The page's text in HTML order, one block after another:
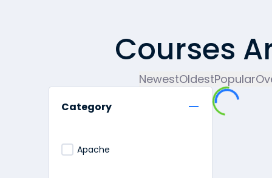
Courses
NewestOldestPopular
Category
Apache